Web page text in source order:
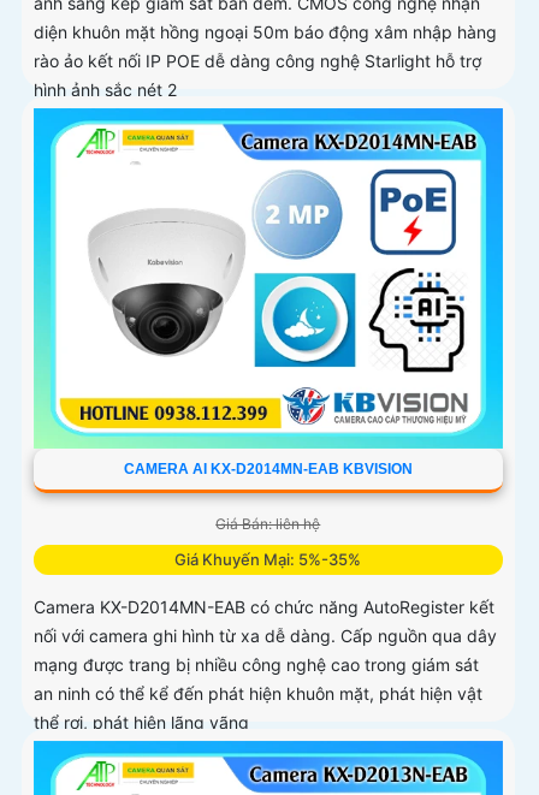
diện khuôn mặt hồng ngoại 50m báo động xâm nhập hàng
rào ảo kết nối IP POE dễ dàng công nghệ Starlight hỗ trợ
hình ảnh sắc nét 2
CAMERA AI KX-D2014MN-EAB KBVISION
Giá Bán: liên hệ
Giá Khuyến Mại: 5%-35%
Camera KX-D2014MN-EAB có chức năng AutoRegister kết
nối với camera ghi hình từ xa dễ dàng. Cấp nguồn qua dây
mạng được trang bị nhiều công nghệ cao trong giám sát
an ninh có thể kể đến phát hiện khuôn mặt, phát hiện vật
thể rơi, phát hiện lãng vãng